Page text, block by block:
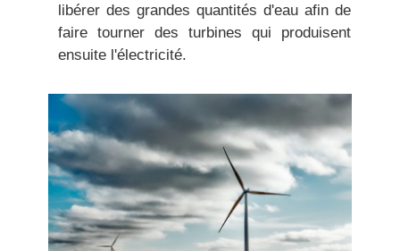
libérer des grandes quantités d'eau afin de
faire tourner des turbines qui produisent
ensuite l'électricité.